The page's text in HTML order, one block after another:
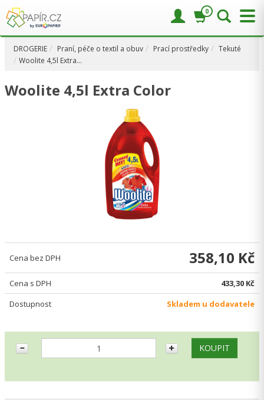
DROGERIE Praní, péče o textil a obuv Prací prostředky
Tekuté
Woolite 4,5l Extra…
Woolite 4,5l Extra Color
Cena bez DPH 358,10 Kč
Cena s DPH
433,30 Kč
Dostupnost
Skladem u dodavatele
0